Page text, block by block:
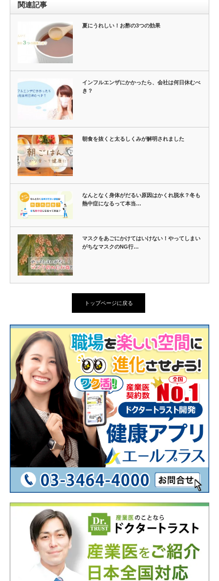
関連記事
夏にうれしい！お酢の3つの効果
インフルエンザにかかったら、会社は何日休むべ
き？
朝食を抜くと太るしくみが解明されました
なんとなく身体がだるい原因はかくれ脱水？冬も
熱中症になるって本当…
マスクをあごにかけてはいけない！やってしまい
がちなマスクのNG行…
トップページに戻る